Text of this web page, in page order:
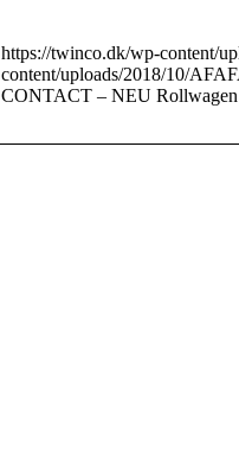
https://twinco.dk/wp-content/
content/uploads/2018/10/
CONTACT – NEU